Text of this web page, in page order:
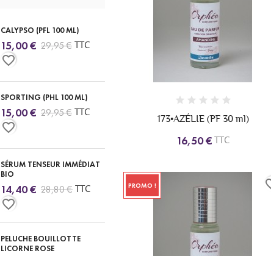
CALYPSO (PFL 100 ML)
15,00 € 29,95 € TTC
favorite_border
SPORTING (PHL 100 ML)
15,00 € 29,95 € TTC
favorite_border
SÉRUM TENSEUR IMMÉDIAT
BIO
14,40 € 28,80 € TTC
favorite_border
PELUCHE BOUILLOTTE
LICORNE ROSE
173•AZÉLIE (PF 30 ml)
16,50 € TTC
PROMO !